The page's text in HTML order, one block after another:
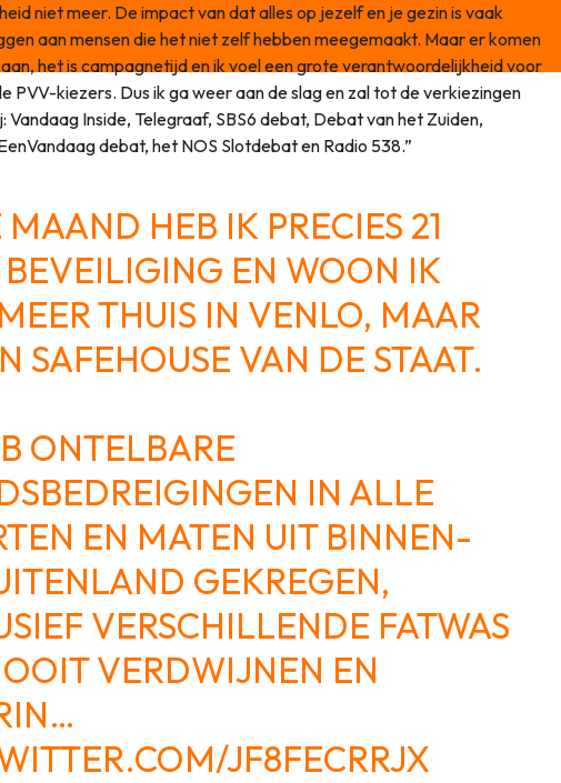
niet meer. De impact van dat alles op jezelf en je gezin is vaak
aan mensen die het niet zelf hebben meegemaakt. Maar er komen
het is campagnetijd en ik voel een grote verantwoordelijkheid voor
PVV-kiezers. Dus ik ga weer aan de slag en zal tot de verkiezingen
Vandaag Inside, Telegraaf, SBS6 debat, Debat van het Zuiden,
debat, het NOS Slotdebat en Radio 538.”
MAAND HEB IK PRECIES 21
EN WOON IK
THUIS IN VENLO, MAAR
SAFEHOUSE VAN DE STAAT.
ONTELBARE
IN ALLE
EN MATEN UIT BINNEN-
GEKREGEN,
VERSCHILLENDE FATWAS
VERDWIJNEN EN
JF8FECRRJX